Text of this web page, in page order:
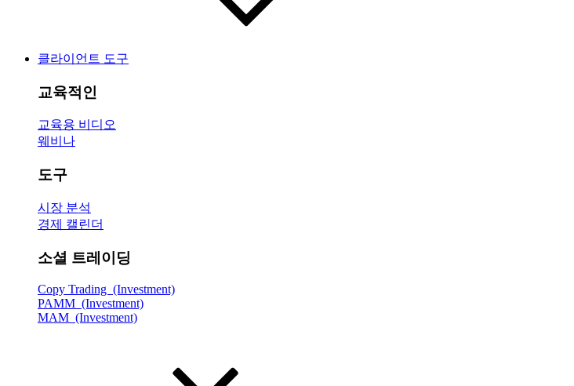
클라이언트 도구
교육적인
교육용 비디오
웨비나
도구
시장 분석
경제 캘린더
소셜 트레이딩
Copy Trading (Investment)
PAMM (Investment)
MAM (Investment)